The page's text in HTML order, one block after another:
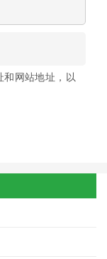
和网站地址，以